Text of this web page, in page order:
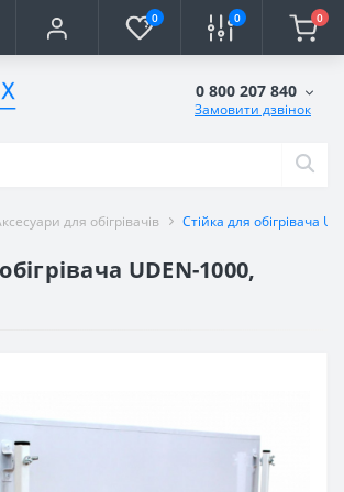
0 0 0
0 800 207 840
Замовити дзвінок
для обігрівачів Стійка для обігрівача
UDEN-1000,